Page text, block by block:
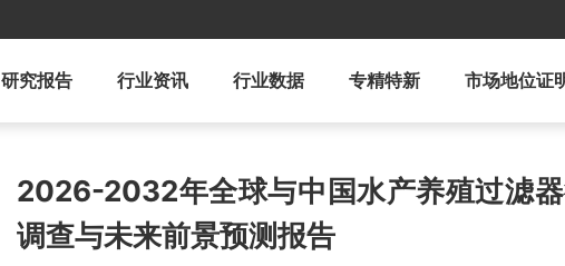
研究报告 行业资讯 行业数据 专精特新 市场地位证
2026-2032年全球与中国水产养殖过滤
调查与未来前景预测报告